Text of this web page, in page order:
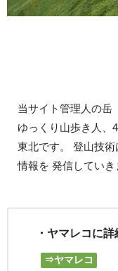
当サイト管理人の岳
ゆっくり山歩き人、
東北です。 登山技
情報を 発信していき
・ヤマレコに
⇒ヤマレコ